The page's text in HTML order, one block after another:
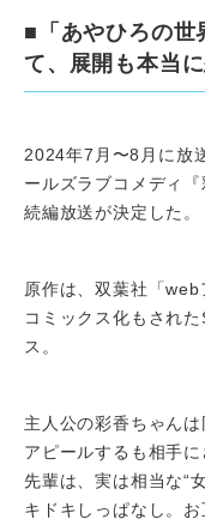
■「あやひろの世
て、展開も本当
2024年7月〜8月に放
ールズラブコメディ
続編放送が決定した。
原作は、双葉社「web
コミックス化もされ
ス。
主人公の彩香ちゃん
アピールするも相手
先輩は、実は相当な“
キドキしっぱなし。